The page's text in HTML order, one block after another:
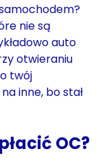
nie są
auto
otwieraniu
twój
inne, bo stał
OC?